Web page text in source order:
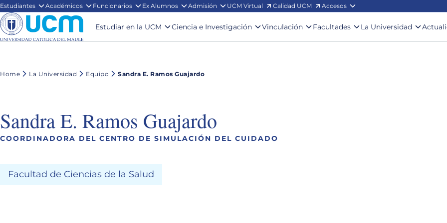
Estudiantes Académicos Funcionarios Ex Alumnos Admisión UCM Virtual Calidad UCM Accesos
Estudiar en la UCM Ciencia e Investigación Vinculación Facultades La Universidad
Home La Universidad Equipo Sandra E. Ramos Guajardo
Sandra E. Ramos Guajardo
COORDINADORA DEL CENTRO DE SIMULACIÓN DEL CUIDADO
Facultad de Ciencias de la Salud